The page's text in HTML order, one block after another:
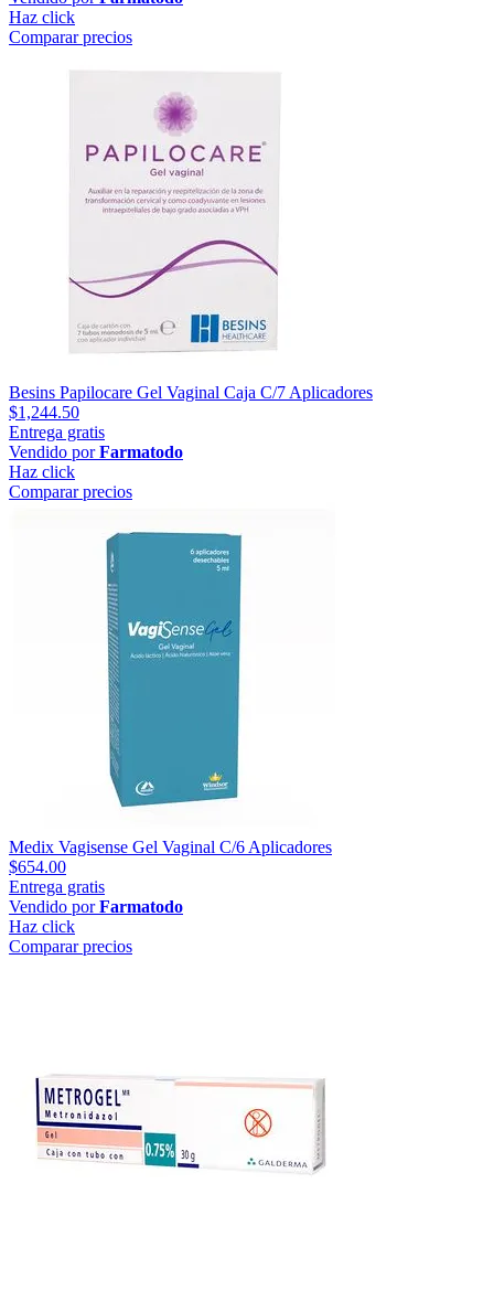
Haz click
Comparar precios
Besins Papilocare Gel Vaginal Caja C/7 Aplicadores
$1,244.50
Entrega gratis
Vendido porFarmatodo
Haz click
Comparar precios
Medix Vagisense Gel Vaginal C/6 Aplicadores
$654.00
Entrega gratis
Vendido porFarmatodo
Haz click
Comparar precios